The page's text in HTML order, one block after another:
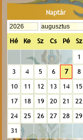
Naptár
Hé Ke Sz Cs Pé Sz
1
3
4 5 6 7 8
10
11 12 13 14 15
17
18 19 20 21 22
24
25 26 27 28 29
31